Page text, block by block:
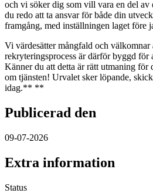
och vi söker dig som vill vara en del av
du redo att ta ansvar för både din
framgång, med inställningen laget före
Vi värdesätter mångfald och välkomnar
rekryteringsprocess är därför byggd för
Känner du att detta är rätt utmaning för
om tjänsten! Urvalet sker löpande,
idag.** **
Publicerad den
09-07-2026
Extra information
Status